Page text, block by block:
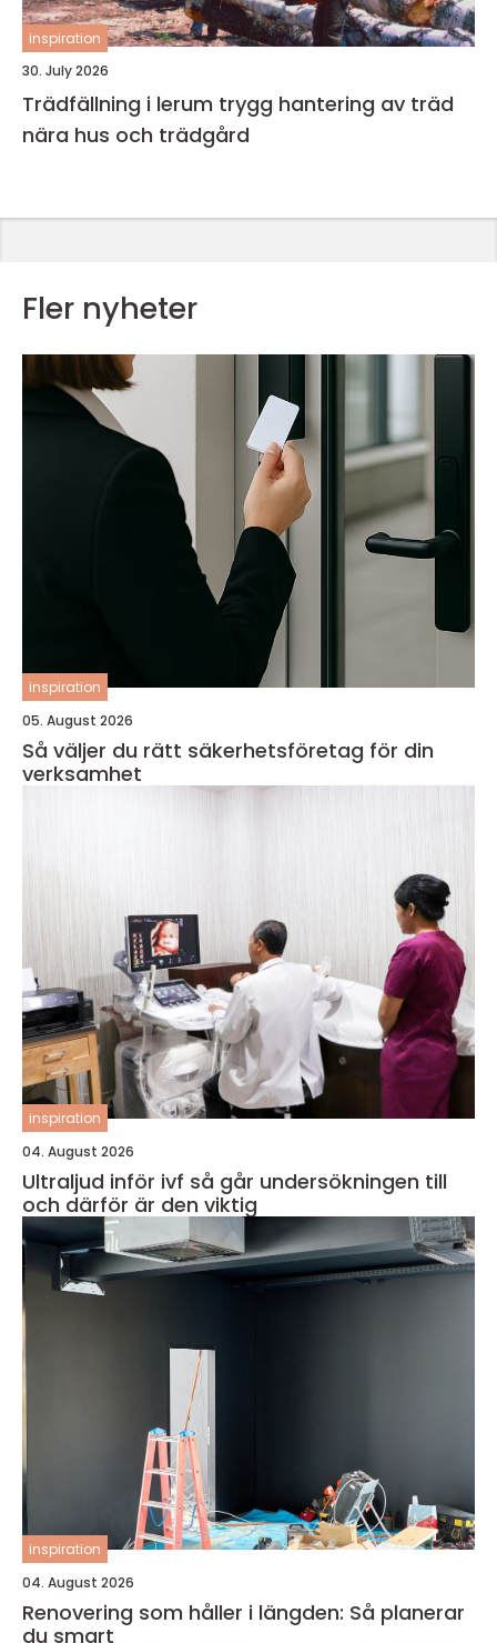
inspiration
30. July 2026
Trädfällning i lerum trygg hantering av träd
nära hus och trädgård
Fler nyheter
inspiration
05. August 2026
Så väljer du rätt säkerhetsföretag för din
verksamhet
inspiration
04. August 2026
Ultraljud inför ivf så går undersökningen till
och därför är den viktig
inspiration
04. August 2026
Renovering som håller i längden: Så planerar
du smart